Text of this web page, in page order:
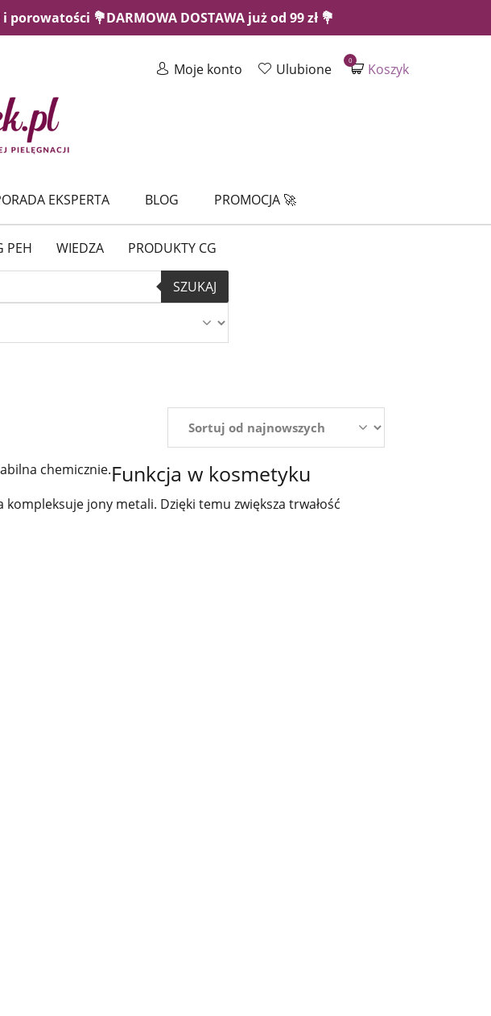
💐DARMOWA DOSTAWA już od 99 zł 💐
Moje konto Ulubione Koszyk
0
EKSPERTA BLOG PROMOCJA 🚀
PEH WIEDZA PRODUKTY CG
SZUKAJ
chemicznie.Funkcja w kosmetyku
jony metali. Dzięki temu zwiększa trwałość